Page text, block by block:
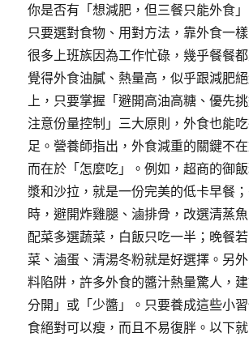
你是否有「想減肥，但三餐只能外食
只要選對食物、用對方法，靠外食一樣
很多上班族因為工作忙碌，幾乎餐餐
覺得外食油膩、熱量高，似乎跟減肥
上，只要掌握「避開高油高糖、優先
注意份量控制」三大原則，外食也能
足。營養師指出，外食減重的關鍵不
而在於「怎麼吃」。例如，超商的御
漿和沙拉，就是一份完美的低卡早餐
時，避開炸雞腿、滷排骨，改選清蒸
配菜多選蔬菜，白飯只吃一半；晚餐
菜、滷蛋、清湯冬粉就是好選擇。另
料陷阱，許多外食的醬汁熱量驚人，
分開」或「少醬」。只要養成這些小
食絕對可以瘦，而且不易復胖。以下